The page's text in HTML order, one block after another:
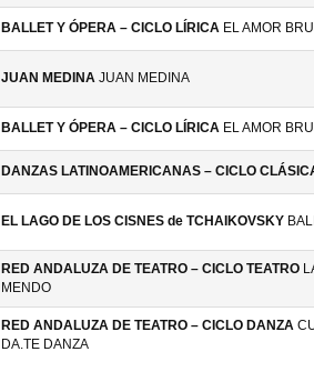
BALLET Y ÓPERA – CICLO LÍRICA EL AMOR
JUAN MEDINA JUAN MEDINA
BALLET Y ÓPERA – CICLO LÍRICA EL AMOR
DANZAS LATINOAMERICANAS – CICLO
EL LAGO DE LOS CISNES de TCHAIKOVSKY
RED ANDALUZA DE TEATRO – CICLO TEATRO
MENDO
RED ANDALUZA DE TEATRO – CICLO DANZA
DA.TE DANZA